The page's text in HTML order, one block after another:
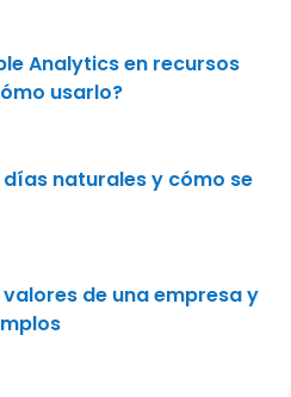
Analytics en recursos
usarlo?
días naturales y cómo se
valores de una empresa y